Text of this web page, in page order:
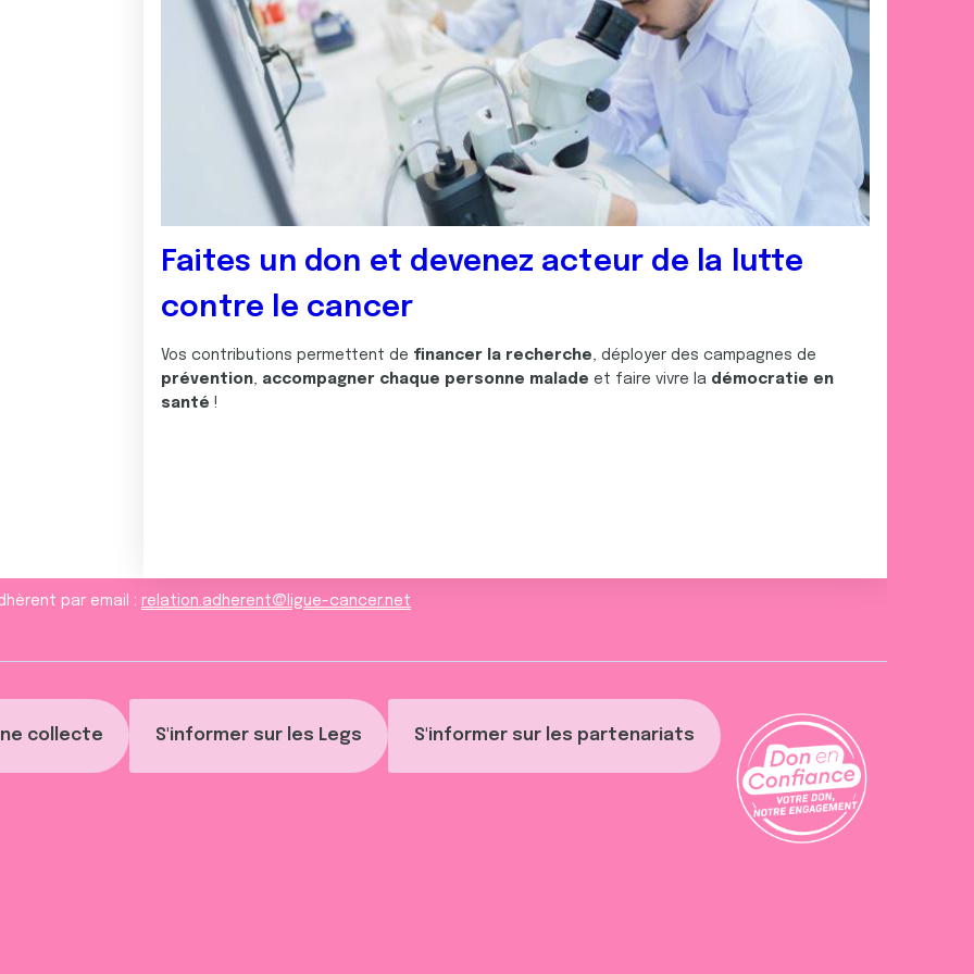
collecte S'informer sur les Legs S'informer sur les partenariats
Faites un don et devenez acteur de la lutte
contre le cancer
Vos contributions permettent de financer la recherche, déployer des campagnes de
prévention, accompagner chaque personne malade et faire vivre la démocratie en
santé !
par email : relation.adherent@ligue-cancer.net